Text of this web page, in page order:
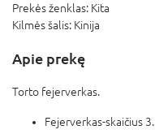
Prekės ženklas: Kita
Kilmės šalis: Kinija
Apie prekę
Torto fejerverkas.
Fejerverkas-skaičius 3.